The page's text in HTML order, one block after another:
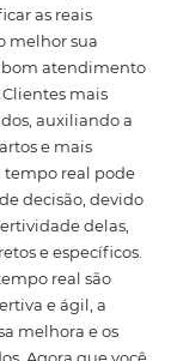
e rápidos. Essa
facilmente
as falhas
de dados
claro das
precisão e